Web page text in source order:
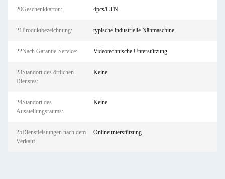
20Geschenkkarton: 4pcs/CTN
21Produktbezeichnung: typische industrielle Nähmaschine
22Nach Garantie-Service: Videotechnische Unterstützung
23Standort des örtlichen
Dienstes:
Keine
24Standort des
Ausstellungsraums:
Keine
25Dienstleistungen nach dem
Verkauf:
Onlineunterstützung